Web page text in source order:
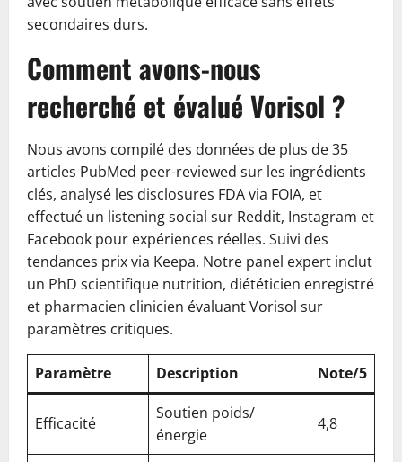
secondaires durs.
Comment avons-nous
recherché et évalué Vorisol ?
Nous avons compilé des données de plus de 35
articles PubMed peer-reviewed sur les ingrédients
clés, analysé les disclosures FDA via FOIA, et
effectué un listening social sur Reddit, Instagram et
Facebook pour expériences réelles. Suivi des
tendances prix via Keepa. Notre panel expert inclut
un PhD scientifique nutrition, diététicien enregistré
et pharmacien clinicien évaluant Vorisol sur
paramètres critiques.
Paramètre Description Note/5
Efficacité
Soutien poids/
énergie
4,8